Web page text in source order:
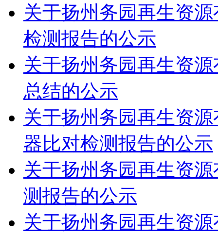
关于扬州务园再生资
检测报告的公示
关于扬州务园再生资
总结的公示
关于扬州务园再生资
器比对检测报告的公示
关于扬州务园再生资
测报告的公示
关于扬州务园再生资